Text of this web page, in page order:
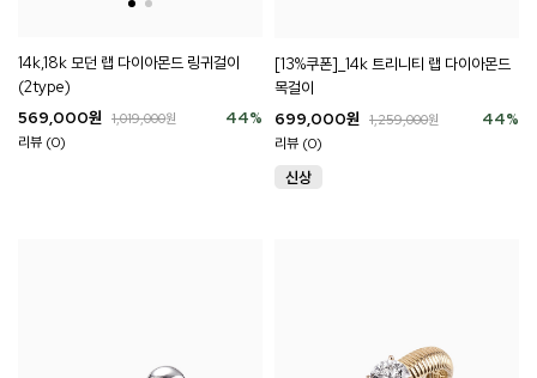
14k,18k 모던 랩 다이아몬드 링귀걸이
(2type)
44%
569,000원 1,019,000원
리뷰 (0)
[13%쿠폰]_14k 트리니티 랩 다이아몬드
목걸이
44%
699,000원 1,259,000원
리뷰 (0)